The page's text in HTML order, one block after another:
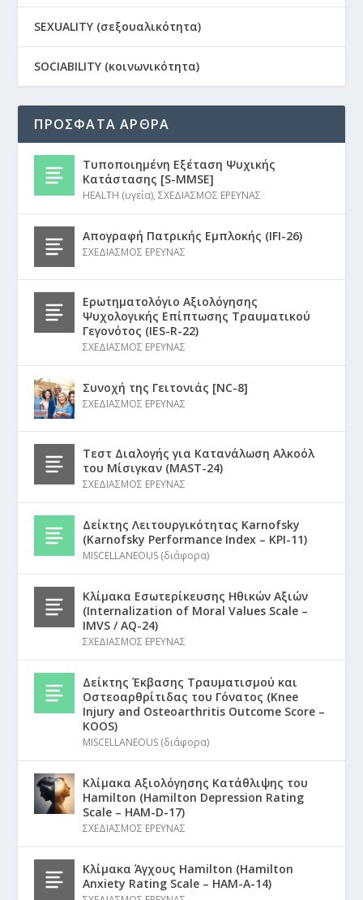
SEXUALITY (σεξουαλικότητα)
SOCIABILITY (κοινωνικότητα)
ΠΡΟΣΦΑΤΑ ΑΡΘΡΑ
Τυποποιημένη Εξέταση Ψυχικής
Κατάστασης [S-MMSE]
HEALTH (υγεία),ΣΧΕΔΙΑΣΜΟΣ ΕΡΕΥΝΑΣ
Απογραφή Πατρικής Εμπλοκής (IFI-26)
ΣΧΕΔΙΑΣΜΟΣ ΕΡΕΥΝΑΣ
Ερωτηματολόγιο Αξιολόγησης
Ψυχολογικής Επίπτωσης Τραυματικού
Γεγονότος (IES-R-22)
ΣΧΕΔΙΑΣΜΟΣ ΕΡΕΥΝΑΣ
Συνοχή της Γειτονιάς [NC-8]
ΣΧΕΔΙΑΣΜΟΣ ΕΡΕΥΝΑΣ
Τεστ Διαλογής για Κατανάλωση Αλκοόλ
του Μίσιγκαν (MAST-24)
ΣΧΕΔΙΑΣΜΟΣ ΕΡΕΥΝΑΣ
Δείκτης Λειτουργικότητας Karnofsky
(Karnofsky Performance Index – KPI-11)
MISCELLANEOUS (διάφορα)
Κλίμακα Εσωτερίκευσης Ηθικών Αξιών
(Internalization of Moral Values Scale –
IMVS / AQ-24)
ΣΧΕΔΙΑΣΜΟΣ ΕΡΕΥΝΑΣ
Δείκτης Έκβασης Τραυματισμού και
Οστεοαρθρίτιδας του Γόνατος (Knee
Injury and Osteoarthritis Outcome Score –
KOOS)
MISCELLANEOUS (διάφορα)
Κλίμακα Αξιολόγησης Κατάθλιψης του
Hamilton (Hamilton Depression Rating
Scale – HAM-D-17)
ΣΧΕΔΙΑΣΜΟΣ ΕΡΕΥΝΑΣ
Κλίμακα Άγχους Hamilton (Hamilton
Anxiety Rating Scale – HAM-A-14)